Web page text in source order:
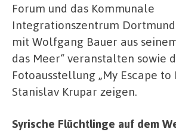
Forum und das Kommunale
Integrationszentrum
mit Wolfgang Bauer aus
das Meer“ veranstalten sowie
Fotoausstellung „My Escape to
Stanislav Krupar zeigen.
Syrische Flüchtlinge auf dem